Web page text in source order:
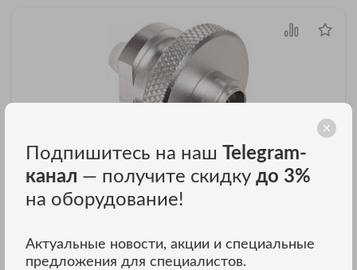
Универсальный адаптер Fluke Networks NF380 для LC
и MU оптических коннекторов
Цена: 47 072₽
Подпишитесь на наш Telegram-
канал — получите скидку до 3%
на оборудование!
Актуальные новости, акции и специальные
предложения для специалистов.